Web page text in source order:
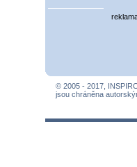
© 2005 - 2017,
jsou chráněna